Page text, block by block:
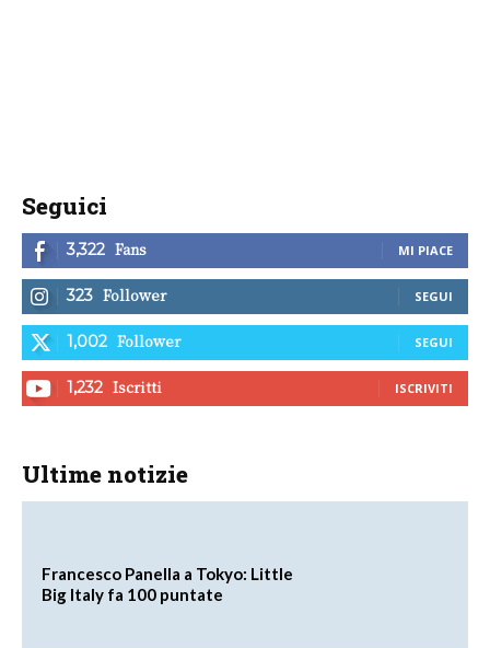
Seguici
3,322 Fans MI PIACE
323 Follower SEGUI
1,002 Follower SEGUI
1,232 Iscritti ISCRIVITI
Ultime notizie
Francesco Panella a Tokyo: Little
Big Italy fa 100 puntate